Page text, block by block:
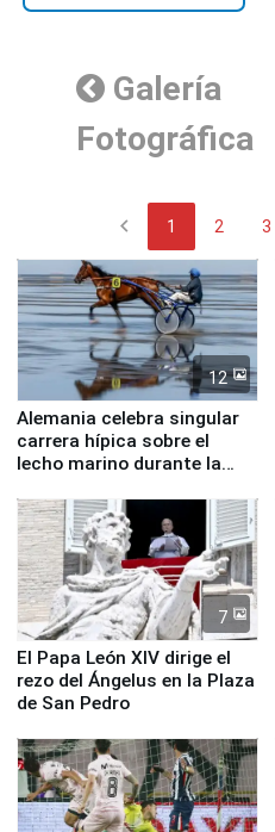
Galería
Fotográfica
chevron_left 1 2 3
12
Alemania celebra singular
carrera hípica sobre el
lecho marino durante la
7
El Papa León XIV dirige el
rezo del Ángelus en la Plaza
de San Pedro